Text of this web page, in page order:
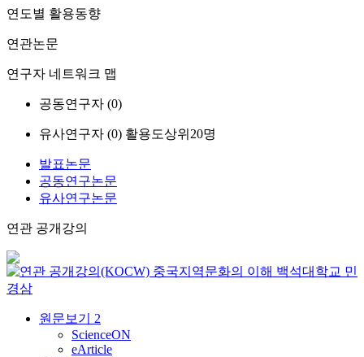
연도별 활용동향
연관논문
연구자 네트워크 맵
공동연구자 (0)
유사연구자 (0) 활용도상위20명
발표논문
공동연구논문
유사연구논문
연관 공개강의
중국지역문화의 이해 백석대학교 민
경삼
원문보기 2
ScienceON
eArticle